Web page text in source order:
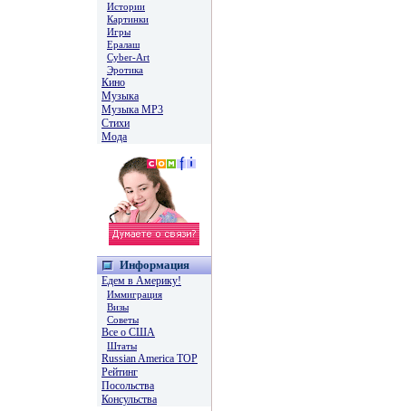
Истории
Картинки
Игры
Ералаш
Cyber-Art
Эротика
Кино
Музыка
Музыка MP3
Стихи
Мода
Информация
Едем в Америку!
Иммиграция
Визы
Советы
Все о США
Штаты
Russian America TOP
Рейтинг
Посольства
Консульства